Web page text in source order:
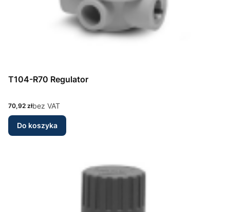
T104-R70 Regulator
Cena
70,92 złbez VAT
Do koszyka